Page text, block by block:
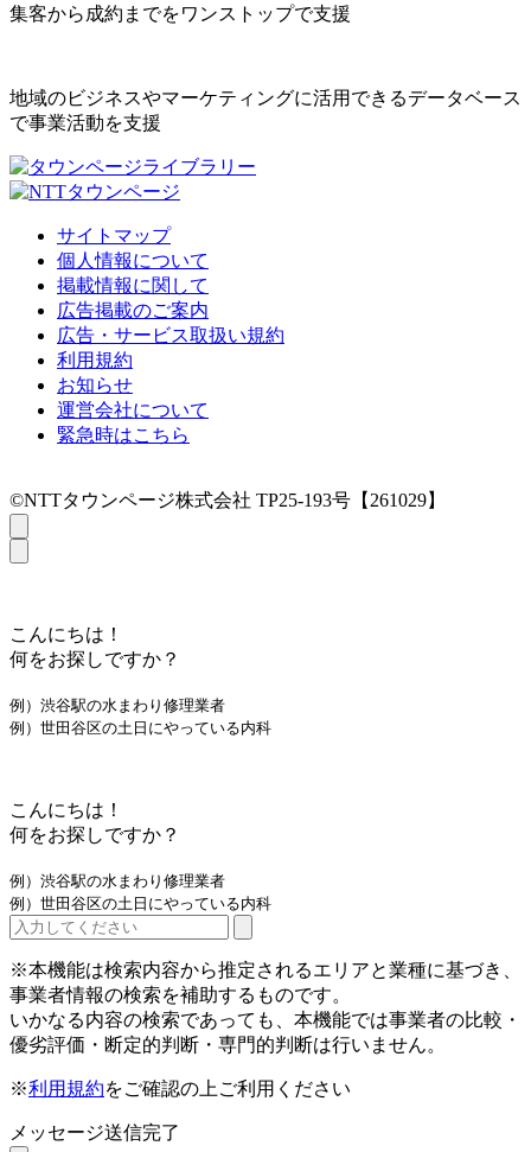
集客から成約までをワンストップで支援
地域のビジネスやマーケティングに活用できるデータベース
で事業活動を支援
サイトマップ
個人情報について
掲載情報に関して
広告掲載のご案内
広告・サービス取扱い規約
利用規約
お知らせ
運営会社について
緊急時はこちら
©NTTタウンページ株式会社 TP25-193号【261029】
こんにちは！
何をお探しですか？
例）渋谷駅の水まわり修理業者
例）世田谷区の土日にやっている内科
こんにちは！
何をお探しですか？
例）渋谷駅の水まわり修理業者
例）世田谷区の土日にやっている内科
※本機能は検索内容から推定されるエリアと業種に基づき、
事業者情報の検索を補助するものです。
いかなる内容の検索であっても、本機能では事業者の比較・
優劣評価・断定的判断・専門的判断は行いません。
※利用規約をご確認の上ご利用ください
メッセージ送信完了